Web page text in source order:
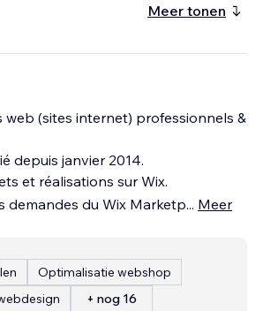
Meer tonen
web (sites internet) professionnels &
depuis janvier 2014.
et réalisations sur Wix.
demandes du Wix Marketp... Meer
Optimalisatie webshop
+ nog 16